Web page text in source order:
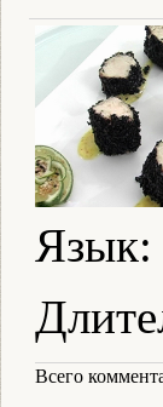
Язык
Всего